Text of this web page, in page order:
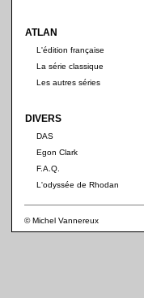
ATLAN
L'édition française
La série classique
Les autres séries
DIVERS
DAS
Egon Clark
F.A.Q.
L'odyssée de Rhodan
© Michel Vannereux